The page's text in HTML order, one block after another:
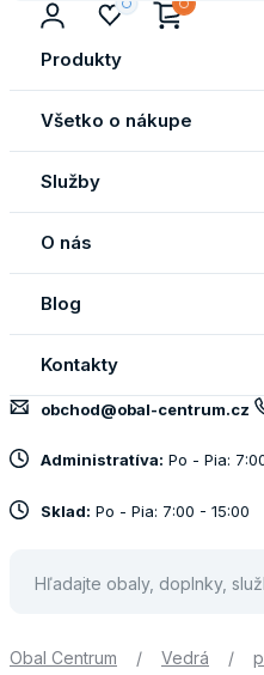
Produkty
Všetko o nákupe
Služby
O nás
Blog
Kontakty
obchod@obal-centrum.cz
Administratíva: Po - Pia:
Sklad: Po - Pia: 7:00 - 15:00
Obal Centrum / Vedrá /